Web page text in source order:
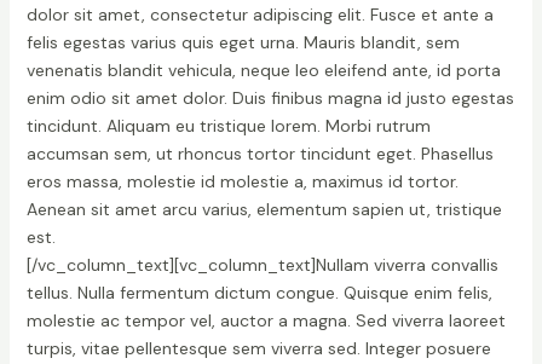
dolor sit amet, consectetur adipiscing elit. Fusce et ante a
felis egestas varius quis eget urna. Mauris blandit, sem
venenatis blandit vehicula, neque leo eleifend ante, id porta
enim odio sit amet dolor. Duis finibus magna id justo egestas
tincidunt. Aliquam eu tristique lorem. Morbi rutrum
accumsan sem, ut rhoncus tortor tincidunt eget. Phasellus
eros massa, molestie id molestie a, maximus id tortor.
Aenean sit amet arcu varius, elementum sapien ut, tristique
est.
[/vc_column_text][vc_column_text]Nullam viverra convallis
tellus. Nulla fermentum dictum congue. Quisque enim felis,
molestie ac tempor vel, auctor a magna. Sed viverra laoreet
turpis, vitae pellentesque sem viverra sed. Integer posuere